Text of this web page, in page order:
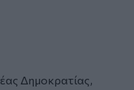
Δημοκρατίας,